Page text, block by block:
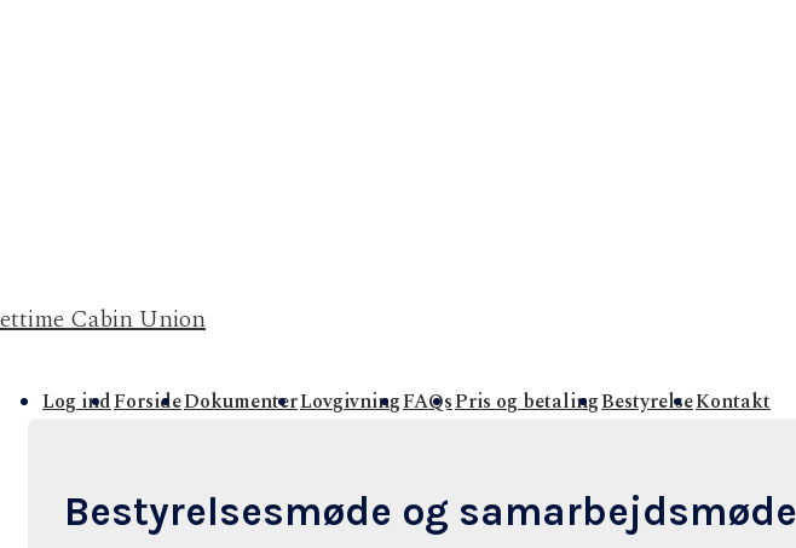
Cabin Union
Log indForsideDokumenterLovgivningFAQsPris og betalingBestyrelseKontakt
Bestyrelsesmøde og samarbejdsmøde